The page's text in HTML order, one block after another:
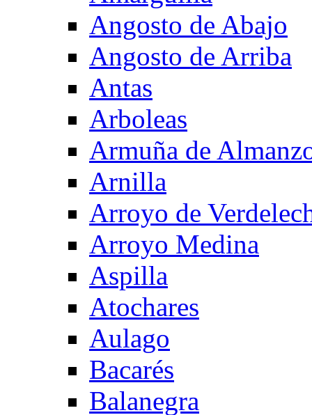
Angosto de Abajo
Angosto de Arriba
Antas
Arboleas
Armuña de
Arnilla
Arroyo de
Arroyo Medina
Aspilla
Atochares
Aulago
Bacarés
Balanegra